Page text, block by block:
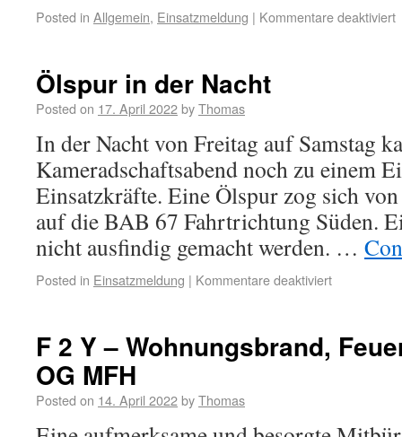
Posted in Allgemein, Einsatzmeldung | Kommentare deaktiviert
Ölspur in der Nacht
Posted on 17. April 2022byThomas
In der Nacht von Freitag auf Samstag
Kameradschaftsabend noch zu einem
Einsatzkräfte. Eine Ölspur zog sich
auf die BAB 67 Fahrtrichtung Süden.
nicht ausfindig gemacht werden. …
Posted in Einsatzmeldung | Kommentare deaktiviert
F 2 Y – Wohnungsbrand,
OG MFH
Posted on 14. April 2022byThomas